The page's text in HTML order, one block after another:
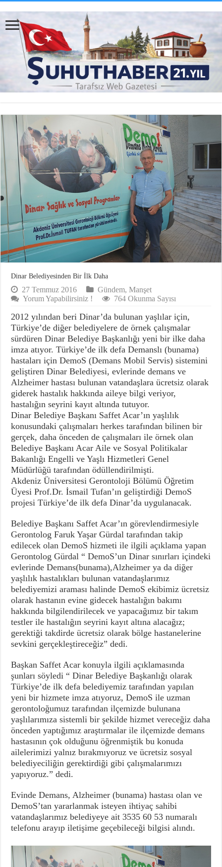
Dinar Belediyesinden Bir İlk Daha
27 Temmuz 2016 Gündem,Manşet
Yorum Yapabilirsiniz !
764 Okunma Sayısı
2012 yılından beri Dinar’da bulunan yaşlılar için,
Türkiye’de diğer belediyelere de örnek çalışmalar
sürdüren Dinar Belediye Başkanlığı yeni bir ilke daha
imza atıyor. Türkiye’de ilk defa Demanslı (bunama)
hastaları için DemoS (Demans Mobil Servis) sistemini
geliştiren Dinar Belediyesi, evlerinde demans ve
Alzheimer hastası bulunan vatandaşlara ücretsiz olarak
giderek hastalık hakkında aileye bilgi veriyor,
hastalığın seyrini kayıt altında tutuyor.
Dinar Belediye Başkanı Saffet Acar’ın yaşlılık
konusundaki çalışmaları herkes tarafından bilinen bir
gerçek, daha önceden de çalışmaları ile örnek olan
Belediye Başkanı Acar Aile ve Sosyal Politikalar
Bakanlığı Engelli ve Yaşlı Hizmetleri Genel
Müdürlüğü tarafından ödüllendirilmişti.
Akdeniz Üniversitesi Gerontoloji Bölümü Öğretim
Üyesi Prof.Dr. İsmail Tufan’ın geliştirdiği DemoS
projesi Türkiye’de ilk defa Dinar’da uygulanacak.
Belediye Başkanı Saffet Acar’ın görevlendirmesiyle
Gerontolog Faruk Yaşar Gürdal tarafından takip
edilecek olan DemoS hizmeti ile ilgili açıklama yapan
Gerontolog Gürdal “ DemoS’un Dinar sınırları içindeki
evlerinde Demans(bunama),Alzheimer ya da diğer
yaşlılık hastalıkları bulunan vatandaşlarımız
belediyemizi araması halinde DemoS ekibimiz ücretsiz
olarak hastanın evine gidecek hastalığın bakımı
hakkında bilgilendirilecek ve yapacağımız bir takım
testler ile hastalığın seyrini kayıt altına alacağız;
gerektiği takdirde ücretsiz olarak bölge hastanelerine
sevkini gerçekleştireceğiz” dedi.
Başkan Saffet Acar konuyla ilgili açıklamasında
şunları söyledi “ Dinar Belediye Başkanlığı olarak
Türkiye’de ilk defa belediyemiz tarafından yapılan
yeni bir hizmete imza atıyoruz, DemoS ile uzman
gerontoloğumuz tarafından ilçemizde bulunana
yaşlılarımıza sistemli bir şekilde hizmet vereceğiz daha
önceden yaptığımız araştırmalar ile ilçemizde demans
hastasının çok olduğunu öğrenmiştik bu konuda
ailelerimizi yalnız bırakmıyoruz ve ücretsiz sosyal
belediyeciliğin gerektirdiği gibi çalışmalarımızı
yapıyoruz.” dedi.
Evinde Demans, Alzheimer (bunama) hastası olan ve
DemoS’tan yararlanmak isteyen ihtiyaç sahibi
vatandaşlarımız belediyeye ait 3535 60 53 numaralı
telefonu arayıp iletişime geçebileceği bilgisi alındı.